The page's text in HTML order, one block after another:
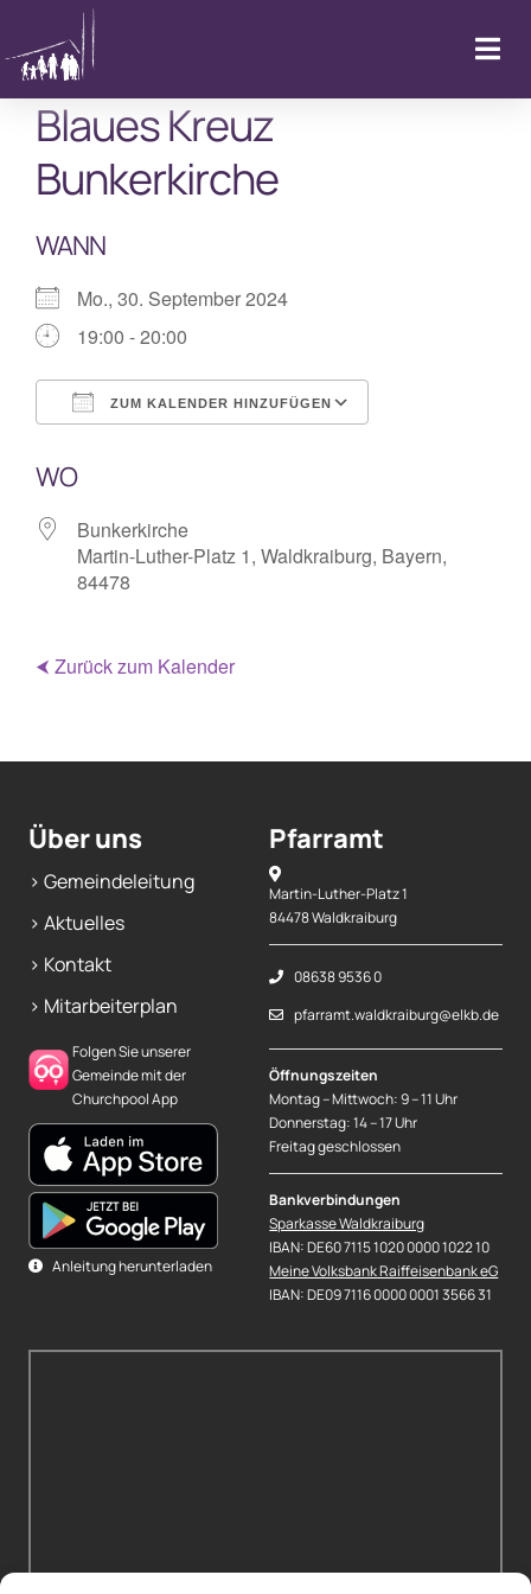
Inhalt
springen
LebenBegleiten
Blaues Kreuz
Bunkerkirche
WANN
Mo., 30. September 2024
19:00 - 20:00
ZUM KALENDER HINZUFÜGEN
WO
Bunkerkirche
Martin-Luther-Platz 1, Waldkraiburg, Bayern,
84478
⮜ Zurück zum Kalender
Über uns
> Gemeindeleitung
> Aktuelles
> Kontakt
> Mitarbeiterplan
Folgen Sie unserer
Gemeinde mit der
Churchpool App
Anleitung herunterladen
Pfarramt
Martin-Luther-Platz 1
84478 Waldkraiburg
08638 9536 0
pfarramt.waldkraiburg@elkb.de
Öffnungszeiten
Montag – Mittwoch: 9 – 11 Uhr
Donnerstag: 14 – 17 Uhr
Freitag geschlossen
Bankverbindungen
Sparkasse Waldkraiburg
IBAN: DE60 7115 1020 0000 1022 10
Meine Volksbank Raiffeisenbank eG
IBAN: DE09 7116 0000 0001 3566 31